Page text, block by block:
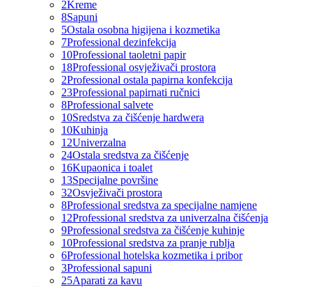
2Kreme
8Sapuni
5Ostala osobna higijena i kozmetika
7Professional dezinfekcija
10Professional taoletni papir
18Professional osvježivači prostora
2Professional ostala papirna konfekcija
23Professional papirnati ručnici
8Professional salvete
10Sredstva za čišćenje hardwera
10Kuhinja
12Univerzalna
24Ostala sredstva za čišćenje
16Kupaonica i toalet
13Specijalne površine
32Osvježivači prostora
8Professional sredstva za specijalne namjene
12Professional sredstva za univerzalna čišćenja
9Professional sredstva za čišćenje kuhinje
10Professional sredstva za pranje rublja
6Professional hotelska kozmetika i pribor
3Professional sapuni
25Aparati za kavu